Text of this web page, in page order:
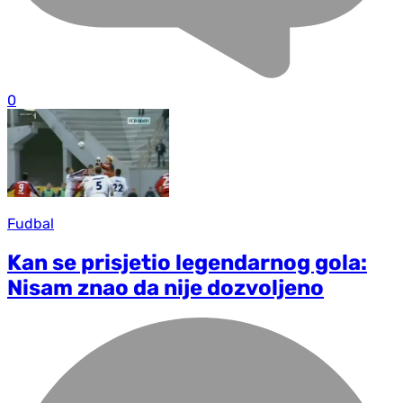
0
Fudbal
Kan se prisjetio legendarnog gola:
Nisam znao da nije dozvoljeno